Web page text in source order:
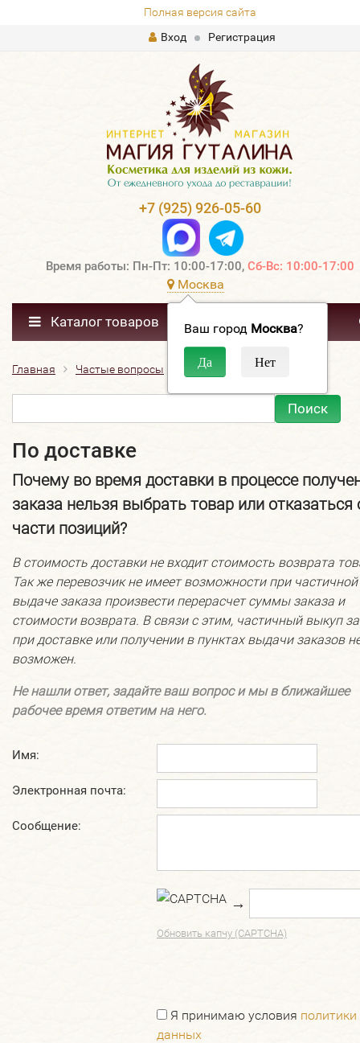
Полная версия сайта
Вход
Регистрация
+7 (925) 926-05-60
Время работы: Пн-Пт: 10:00-17:00, Сб-Вс: 10:00-17:00
Москва
Ваш город Москва?
Каталог товаров
Главная Частые вопросы По доставке
По доставке
Почему во время доставки в процессе
заказа нельзя выбрать товар или отказаться
части позиций?
В стоимость доставки не входит стоимость возврата
Так же перевозчик не имеет возможности при частичной
выдаче заказа произвести перерасчет суммы заказа и
стоимости возврата. В связи с этим, частичный выкуп
при доставке или получении в пунктах выдачи заказов
возможен.
Не нашли ответ, задайте ваш вопрос и мы в ближайшее
рабочее время ответим на него.
Имя:
Электронная почта:
Сообщение:
→
Обновить капчу (CAPTCHA)
Я принимаю условия
данных